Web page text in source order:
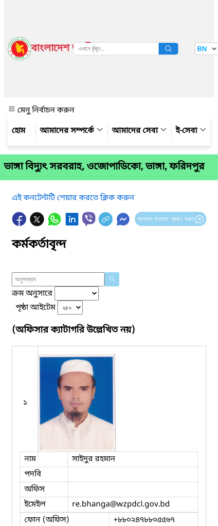
বাংলাদেশ জাতীয় তথ্য বাতায়ন BN
মেনু নির্বাচন করুন
আমাদের সম্পর্কে
আমাদের সেবা ই-সেবা
ভাঙ্গা বিদ্যুৎ সরবরাহ, ওজোপাডিকো, ভাঙ্গা, ফরিদপুর
এই কনটেন্টটি শেয়ার করতে ক্লিক করুন
আপনার মতামত প্রদান করুন
কর্মকর্তাবৃন্দ
ক্রম অনুসারে
পৃষ্ঠা আইটেম
(অফিসার ক্যাটাগরি উল্লেখিত নয়)
১
নাম
সাইদুর রহমান
পদবি
অফিস
ইমেইল
re.bhanga@wzpdcl.gov.bd
ফোন (অফিস)
+৮৮০২৪৭৮৮০৫৫৬৭